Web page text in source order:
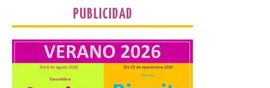
Turismo de Extremadura
impulsa nuevas
iniciativas relacionadas
con el trío de eclipses para
afianzar a Extremadura
como referente en
astroturismo
PUBLICIDAD